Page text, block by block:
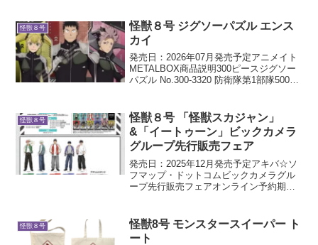
怪獣８号
怪獣８号 ジグソーパズル エンス
カイ
発売日：2026年07月発売予定アニメイト
METALBOX商品説明300ピースジグソー
パズル No.300-3320 防衛隊第1部隊500ピ
怪獣８号
怪獣８号 「怪獣スカジャン」
&「イートゥーン」ビックカメラ
グループ先行販売フェア
発売日：2025年12月発売予定アキバ☆ソ
フマップ・ドットコムビックカメラグル
ープ先行販売フェアオンライン予約期間
プ(オンラインショップ)...
怪獣８号
怪獣8号 モンスタースイーパー ト
ート